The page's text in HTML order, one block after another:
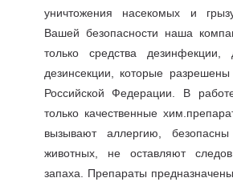
уничтожения насекомых и
Вашей безопасности наша
только средства дезинфекции,
дезинсекции, которые
Российской Федерации. В
только качественные
вызывают аллергию,
животных, не оставляют
запаха. Препараты